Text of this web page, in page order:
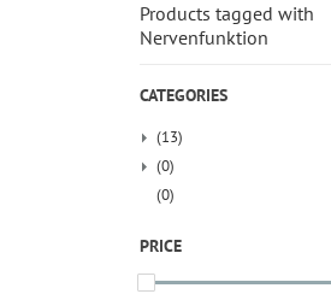
Products tagged with
Nervenfunktion
CATEGORIES
(13)
(0)
(0)
PRICE